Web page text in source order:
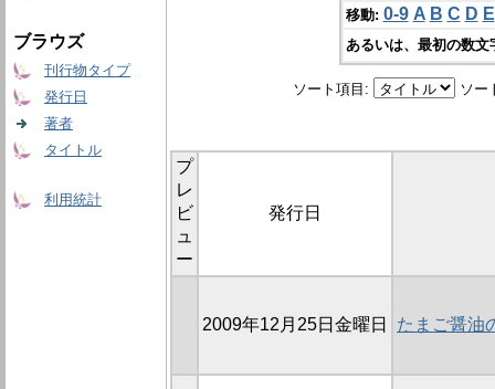
ブラウズ
刊行物タイプ
発行日
著者
タイトル
利用統計
移動: 0-9 A B C D E
あるいは、最初の数
ソート項目: ソー
プ
レ
ビ
ュ
ー
発行日
2009年12月25日金曜日 たまご醤油